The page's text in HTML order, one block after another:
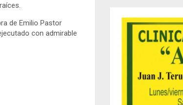
de Emilio Pastor
con admirable